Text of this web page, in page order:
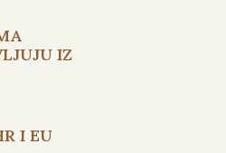
IZ
I EU